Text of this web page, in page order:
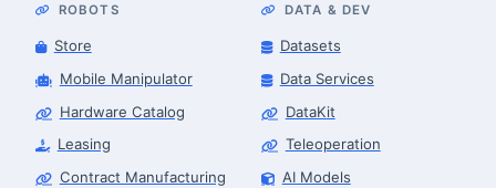
ROBOTS
Store
Mobile Manipulator
Hardware Catalog
Leasing
Contract Manufacturing
DATA & DEV
Datasets
Data Services
DataKit
Teleoperation
AI Models